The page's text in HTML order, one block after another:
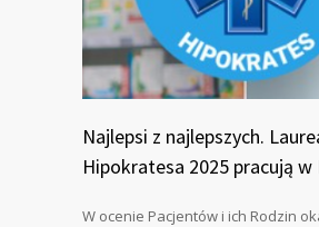
Najlepsi z najlepszych.
Hipokratesa 2025 pracują w
W ocenie Pacjentów i ich Rodzin